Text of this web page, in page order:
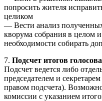
попросить жителя
целиком
— Вести анализ
кворума собрания в целом
необходимости собирать
7. Подсчет итогов
Подсчет ведется либо
председателем и
правом подсчета).
комиссии с указанием